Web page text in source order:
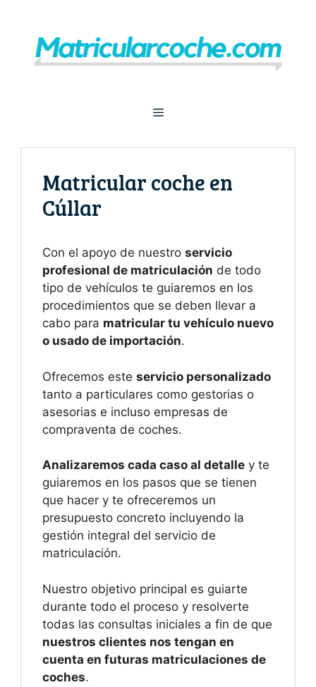
contenido
Menú
Matricular coche en
Cúllar
Con el apoyo de nuestro servicio
profesional de matriculación de todo
tipo de vehículos te guiaremos en los
procedimientos que se deben llevar a
cabo para matricular tu vehículo nuevo
o usado de importación.
Ofrecemos este servicio personalizado
tanto a particulares como gestorias o
asesorias e incluso empresas de
compraventa de coches.
Analizaremos cada caso al detalle y te
guiaremos en los pasos que se tienen
que hacer y te ofreceremos un
presupuesto concreto incluyendo la
gestión integral del servicio de
matriculación.
Nuestro objetivo principal es guiarte
durante todo el proceso y resolverte
todas las consultas iniciales a fin de que
nuestros clientes nos tengan en
cuenta en futuras matriculaciones de
coches.